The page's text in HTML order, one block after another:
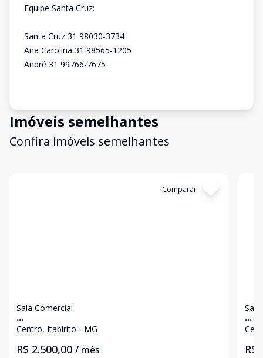
Equipe Santa Cruz:
Santa Cruz 31 98030-3734
Ana Carolina 31 98565-1205
André 31 99766-7675
Imóveis semelhantes
Confira imóveis semelhantes
Comparar
Sala Comercial
...
Centro, Itabirito - MG
R$ 2.500,00 / mês
...
R$